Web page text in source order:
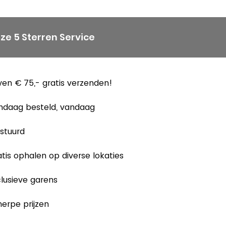
5 Sterren Service
€ 75,- gratis verzenden!
besteld, vandaag
ophalen op diverse lokaties
garens
prijzen